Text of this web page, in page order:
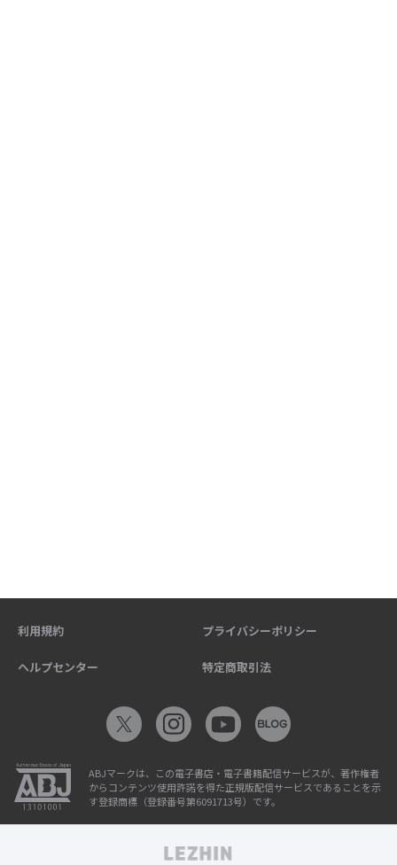
利用規約 プライバシーポリシー
ヘルプセンター 特定商取引法
ABJマークは、この電子書店・電子書籍配信サービスが、著作権者
からコンテンツ使用許諾を得た正規版配信サービスであることを示
す登録商標（登録番号第6091713号）です。